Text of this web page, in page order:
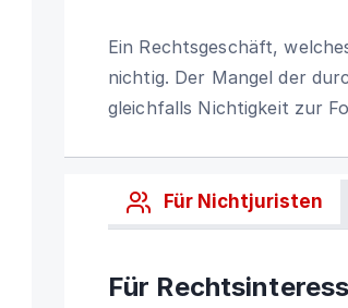
Ein Rechtsgeschäft,
nichtig. Der Mangel der
gleichfalls Nichtigkeit zur
Für Nichtjuristen
Für